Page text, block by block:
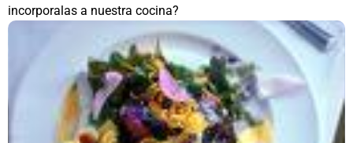
incorporalas a nuestra cocina?